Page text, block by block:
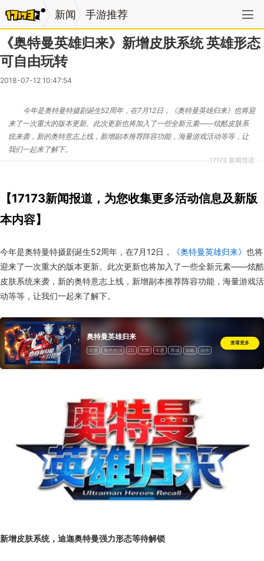
新闻 手游推荐
《奥特曼英雄归来》新增皮肤系统 英雄形态
可自由玩转
2018-07-12 10:47:54
17173 新闻导语
今年是奥特曼特摄剧诞生52周年，在7月12日，《奥特曼英雄归来》也将迎
来了一次重大的版本更新。此次更新也将加入了一些全新元素——炫酷皮肤系
统来袭，新的奥特意志上线，新增副本推荐阵容功能，海量游戏活动等等，让
我们一起来了解下。
【17173新闻报道，为您收集更多活动信息及新版
本内容】
今年是奥特曼特摄剧诞生52周年，在7月12日， 《奥特曼英雄归来》 也将
迎来了一次重大的版本更新。此次更新也将加入了一些全新元素——炫酷
皮肤系统来袭，新的奥特意志上线，新增副本推荐阵容功能，海量游戏活
动等等，让我们一起来了解下。
奥特曼英雄归来
动漫 角色扮演 2D 卡牌 卡通 养成 策略
动作
查看更多
新增皮肤系统，迪迦奥特曼强力形态等待解锁